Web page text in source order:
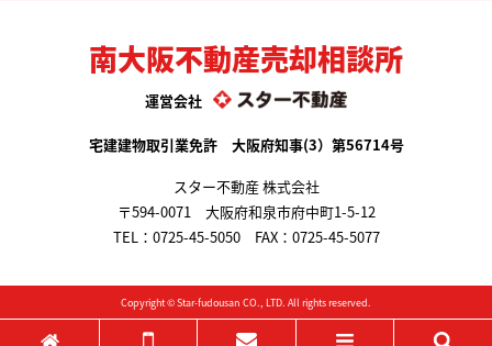
南大阪不動産売却相談所
運営会社
宅建建物取引業免許 大阪府知事(3）第56714号
スター不動産 株式会社
〒594-0071 大阪府和泉市府中町1-5-12
TEL： 0725-45-5050 FAX：0725-45-5077
Copyright ©Star-fudousan CO., LTD. All rights reserved.
ホーム 電話する メールする メニュー